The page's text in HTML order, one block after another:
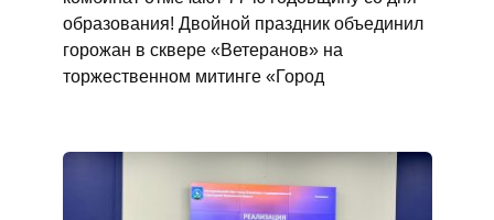
образования! Двойной праздник объединил
горожан в сквере «Ветеранов» на
торжественном митинге «Город